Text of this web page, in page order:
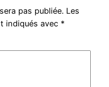
pas publiée. Les
indiqués avec *